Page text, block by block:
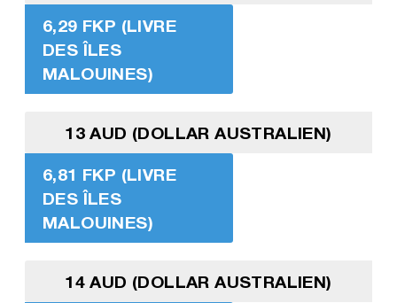
6,29 FKP (LIVRE
DES ÎLES
MALOUINES)
13 AUD (DOLLAR AUSTRALIEN)
6,81 FKP (LIVRE
DES ÎLES
MALOUINES)
14 AUD (DOLLAR AUSTRALIEN)